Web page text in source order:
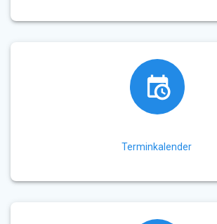
Terminkalender